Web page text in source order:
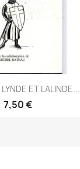
AnteprimaET LALINDE...
7,50 €